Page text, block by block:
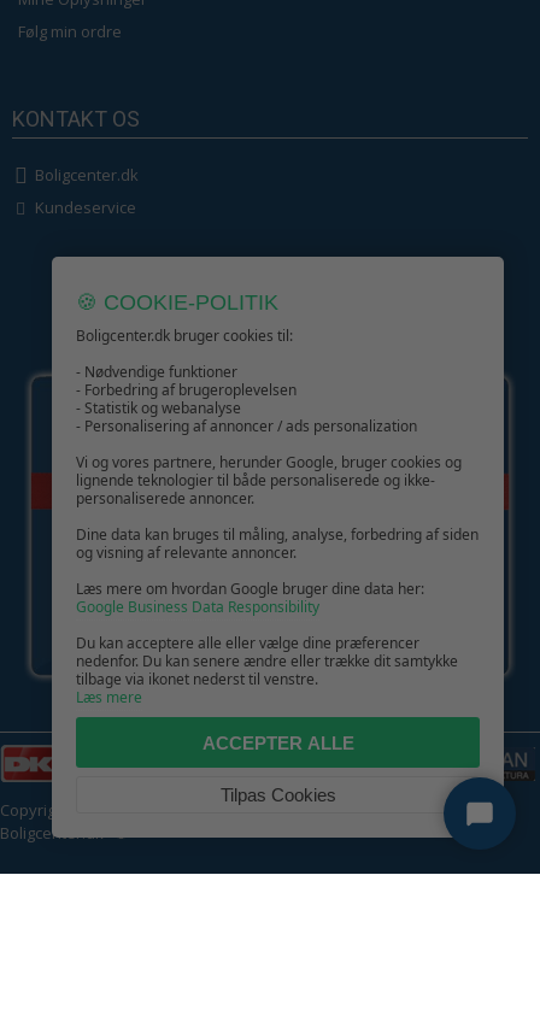
Følg min ordre
KONTAKT OS
Boligcenter.dk
Kundeservice
GIV GLÆDE MED ET GAVEKORT!
Copyright © 2026 | CVR: DK41222093 | Alle rettigheder forbeholdes |
Boligcenter.dk 🍪
🍪 COOKIE-POLITIK
Boligcenter.dk bruger cookies til:
- Nødvendige funktioner
- Forbedring af brugeroplevelsen
- Statistik og webanalyse
- Personalisering af annoncer / ads personalization
Vi og vores partnere, herunder Google, bruger cookies og
lignende teknologier til både personaliserede og ikke-
personaliserede annoncer.
Dine data kan bruges til måling, analyse, forbedring af siden
og visning af relevante annoncer.
Læs mere om hvordan Google bruger dine data her:
Google Business Data Responsibility
Du kan acceptere alle eller vælge dine præferencer
nedenfor. Du kan senere ændre eller trække dit samtykke
tilbage via ikonet nederst til venstre.
Læs mere
ACCEPTER ALLE
Tilpas Cookies